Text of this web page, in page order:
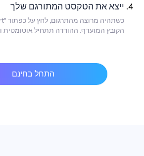
ייצא את הטקסט המתורגם שלך
הקובץ המועדף. ההורדה תתחיל אוטומטית
התחל בחינם